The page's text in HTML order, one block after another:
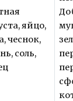
яйцо,
чеснок,
соль,